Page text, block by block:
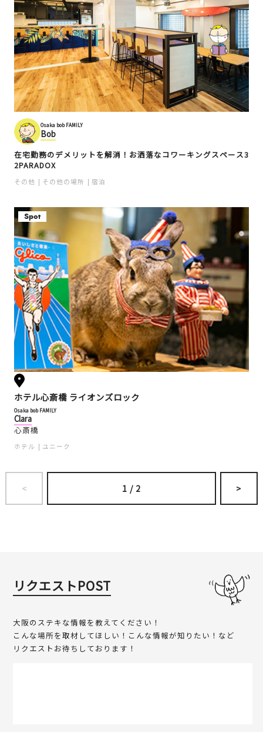
Osaka bob FAMILY
Bob
在宅勤務のデメリットを解消！お洒落なコワーキングスペース3
2PARADOX
その他 その他の場所 宿泊
Spot
ホテル心斎橋 ライオンズロック
Osaka bob FAMILY
Clara
心斎橋
ホテル ユニーク
< 1 / 2 >
リクエストPOST
大阪のステキな情報を教えてください！
こんな場所を取材してほしい！こんな情報が知りたい！など
リクエストお待ちしております！